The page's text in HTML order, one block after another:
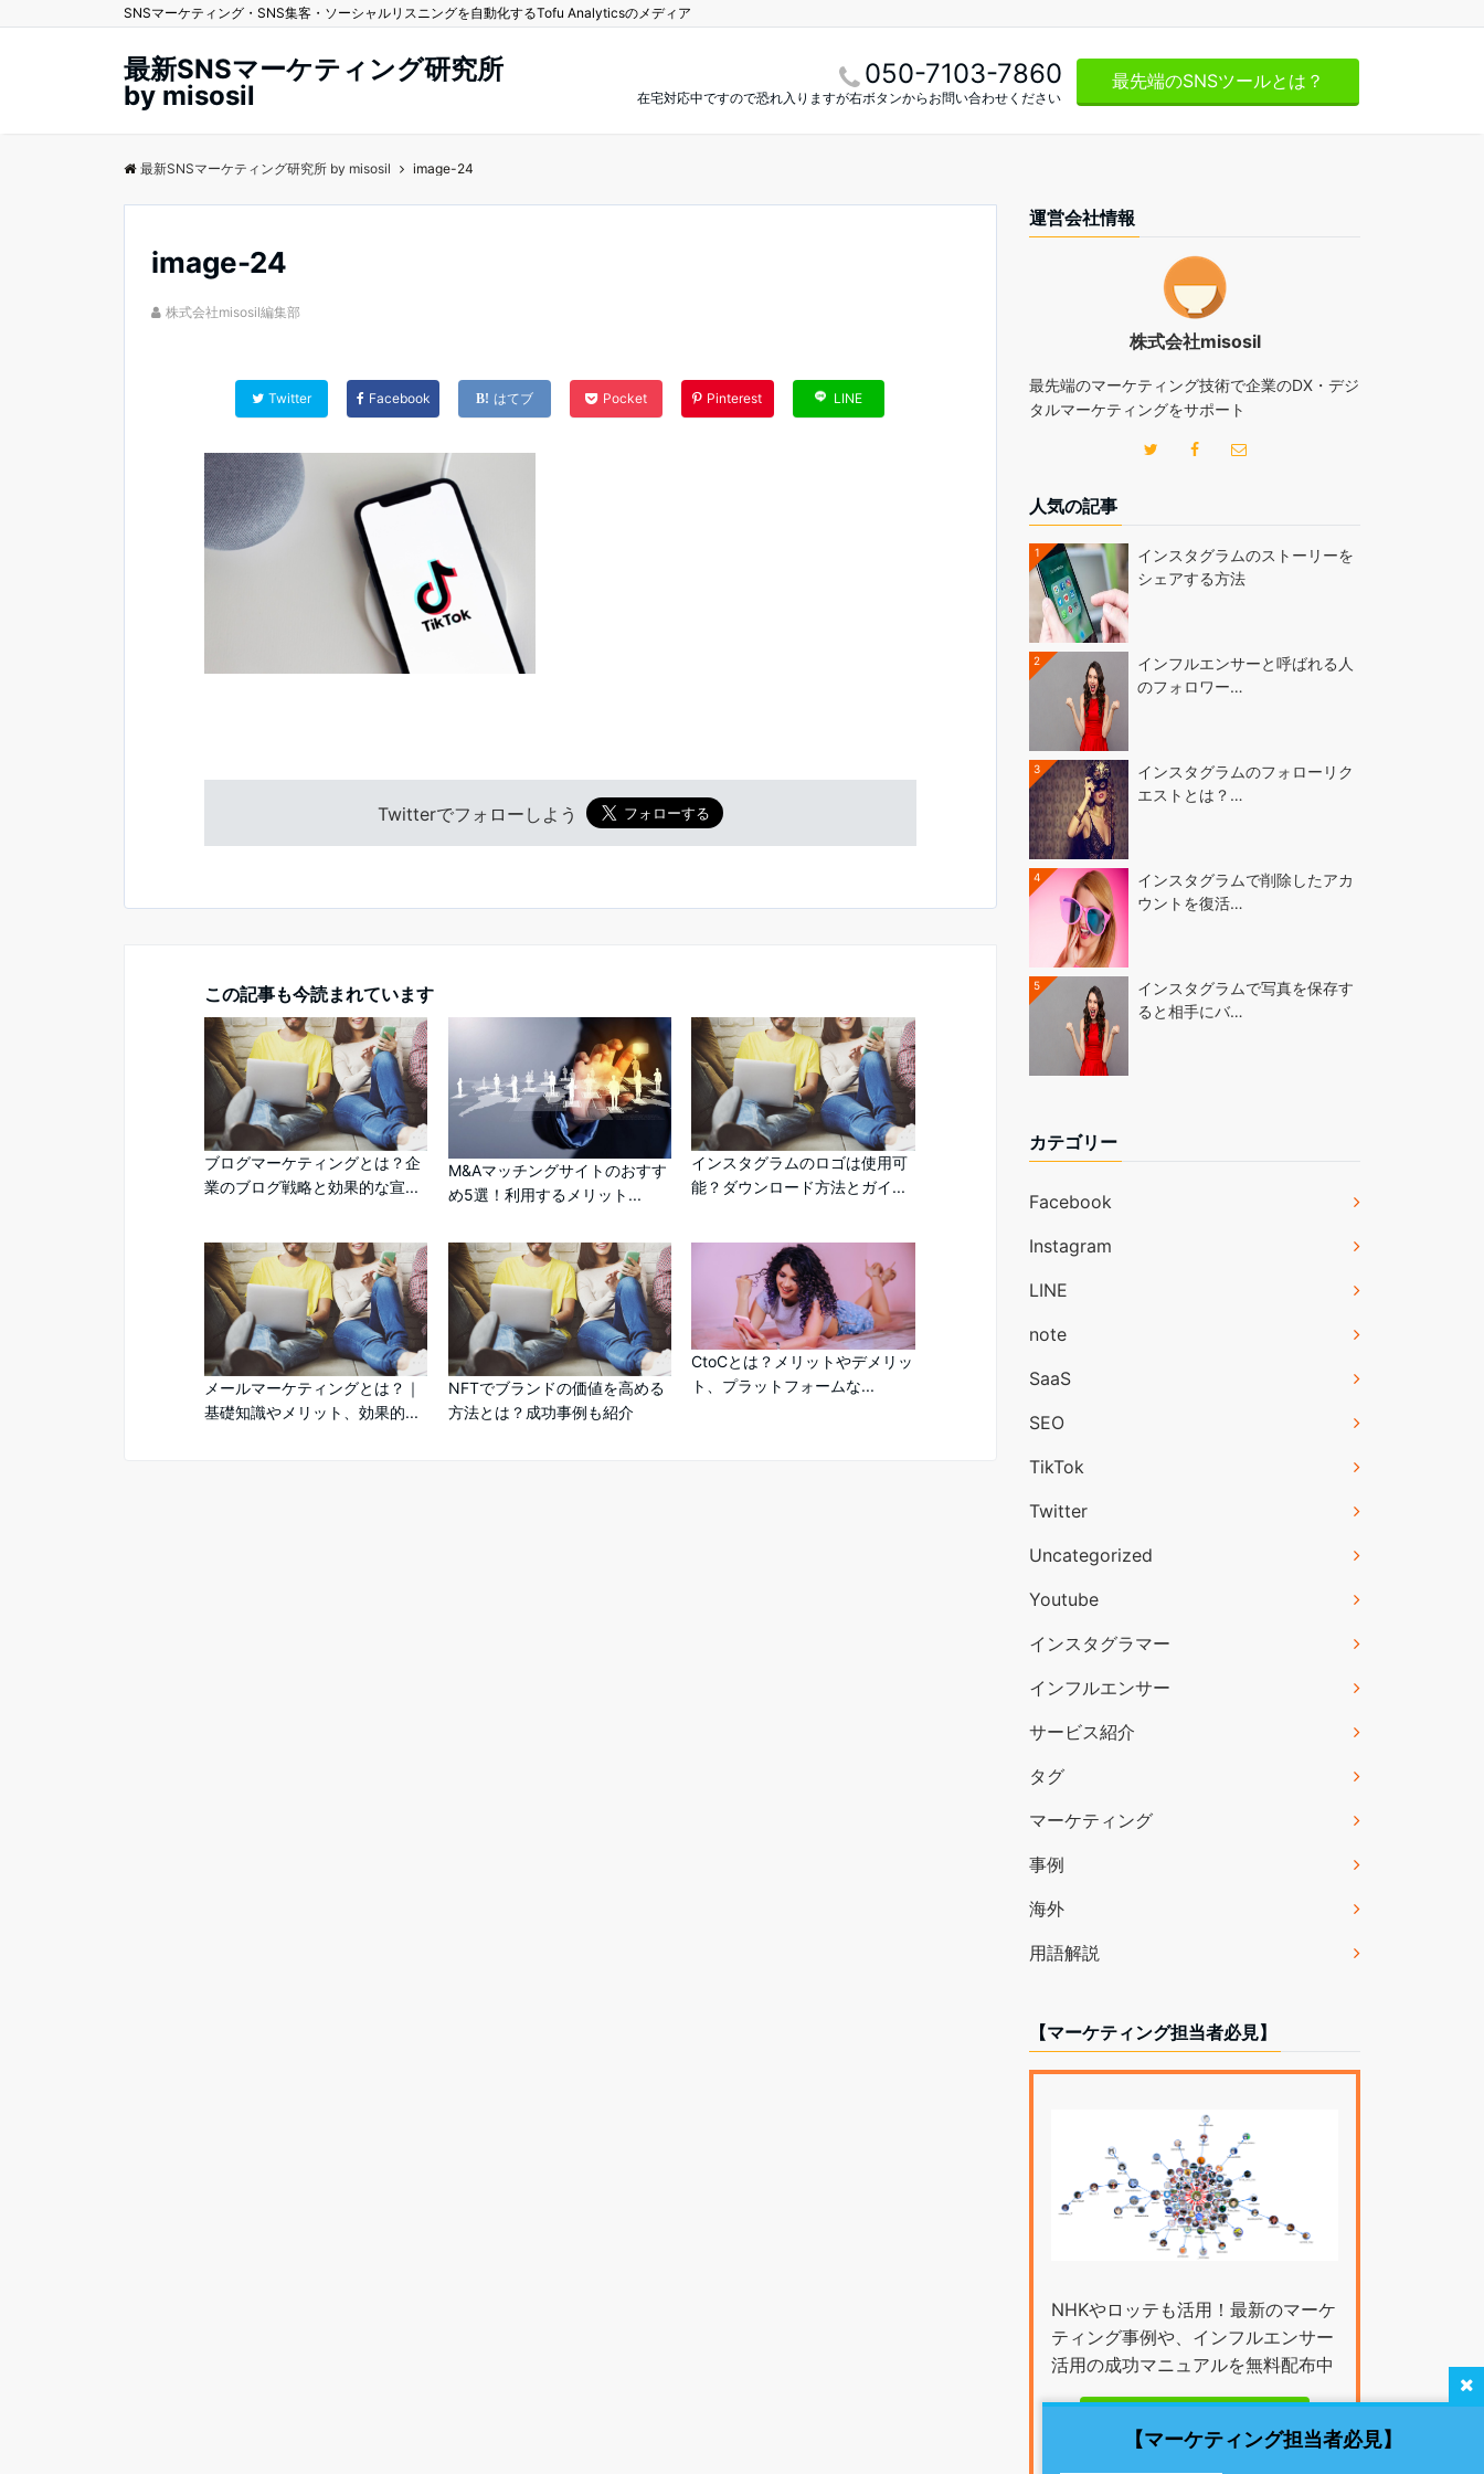
SNSマーケティング・SNS集客・ソーシャルリスニングを自動化するTofu Analyticsのメディア
最新SNSマーケティング研究所
by misosil
050-7103-7860
在宅対応中ですので恐れ入りますが右ボタンからお問い合わせください
最先端のSNSツールとは？
最新SNSマーケティング研究所 by misosil image-24
image-24
株式会社misosil編集部
Twitter Facebook はてブ Pocket Pinterest LINE
Twitterでフォローしよう
この記事も今読まれています
ブログマーケティングとは？企
業のブログ戦略と効果的な宣...
M&Aマッチングサイトのおすす
め5選！利用するメリット...
インスタグラムのロゴは使用可
能？ダウンロード方法とガイ...
メールマーケティングとは？｜
基礎知識やメリット、効果的...
NFTでブランドの価値を高める
方法とは？成功事例も紹介
CtoCとは？メリットやデメリッ
ト、プラットフォームな...
運営会社情報
株式会社misosil
最先端のマーケティング技術で企業のDX・デジ
タルマーケティングをサポート
人気の記事
1
インスタグラムのストーリーを
シェアする方法
2
インフルエンサーと呼ばれる人
のフォロワー…
3
インスタグラムのフォローリク
エストとは？…
4
インスタグラムで削除したアカ
ウントを復活…
5
インスタグラムで写真を保存す
ると相手にバ…
カテゴリー
Facebook
Instagram
LINE
note
SaaS
SEO
TikTok
Twitter
Uncategorized
Youtube
インスタグラマー
インフルエンサー
サービス紹介
タグ
マーケティング
事例
海外
用語解説
【マーケティング担当者必見】
NHKやロッテも活用！最新のマーケ
ティング事例や、インフルエンサー
活用の成功マニュアルを無料配布中
【マーケティング担当者必見】